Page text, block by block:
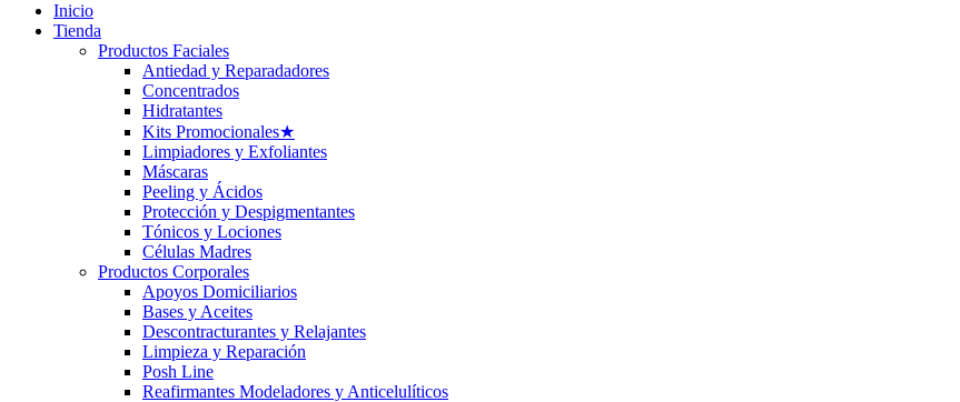
Inicio
Tienda
Productos Faciales
Antiedad y Reparadadores
Concentrados
Hidratantes
Kits Promocionales★
Limpiadores y Exfoliantes
Máscaras
Peeling y Ácidos
Protección y Despigmentantes
Tónicos y Lociones
Células Madres
Productos Corporales
Apoyos Domiciliarios
Bases y Aceites
Descontracturantes y Relajantes
Limpieza y Reparación
Posh Line
Reafirmantes Modeladores y Anticelulíticos